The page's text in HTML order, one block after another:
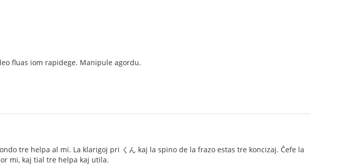
fluas iom rapidege. Manipule agordu.
tre helpa al mi. La klarigoj pri くん kaj la spino de la frazo estas tre koncizaj. Ĉefe la
mi, kaj tial tre helpa kaj utila.